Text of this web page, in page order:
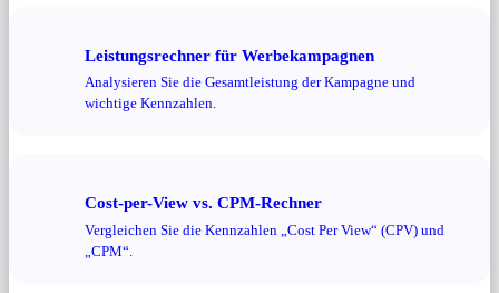
Leistungsrechner für Werbekampagnen
Analysieren Sie die Gesamtleistung der Kampagne und
wichtige Kennzahlen.
Cost-per-View vs. CPM-Rechner
Vergleichen Sie die Kennzahlen „Cost Per View“ (CPV) und
„CPM“.